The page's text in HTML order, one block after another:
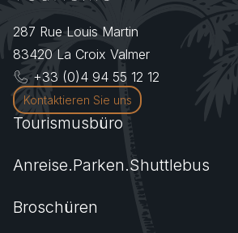
287 Rue Louis Martin
83420 La Croix Valmer
+33 (0)4 94 55 12 12
Kontaktieren Sie uns
Tourismusbüro
Anreise.Parken.Shuttlebus
Broschüren